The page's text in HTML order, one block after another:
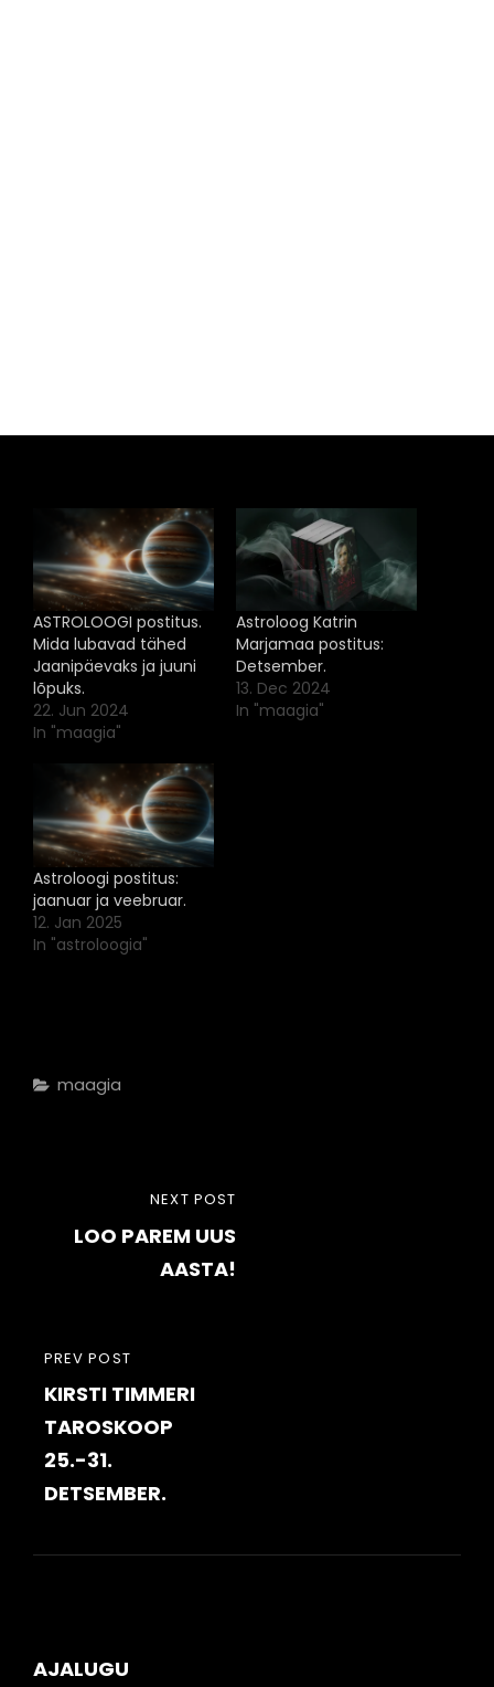
ASTROLOOGI postitus.
Mida lubavad tähed
Jaanipäevaks ja juuni
lõpuks.
22. Jun 2024
In "maagia"
Astroloog Katrin
Marjamaa postitus:
Detsember.
13. Dec 2024
In "maagia"
Astroloogi postitus:
jaanuar ja veebruar.
12. Jan 2025
In "astroloogia"
Categories
Maagia
navigation
PREVIOUS
POST
PREV POST
KIRSTI TIMMERI
TAROSKOOP
25.-31.
DETSEMBER.
POST
NEXT POST
LOO PAREM UUS
AASTA!
AJALUGU